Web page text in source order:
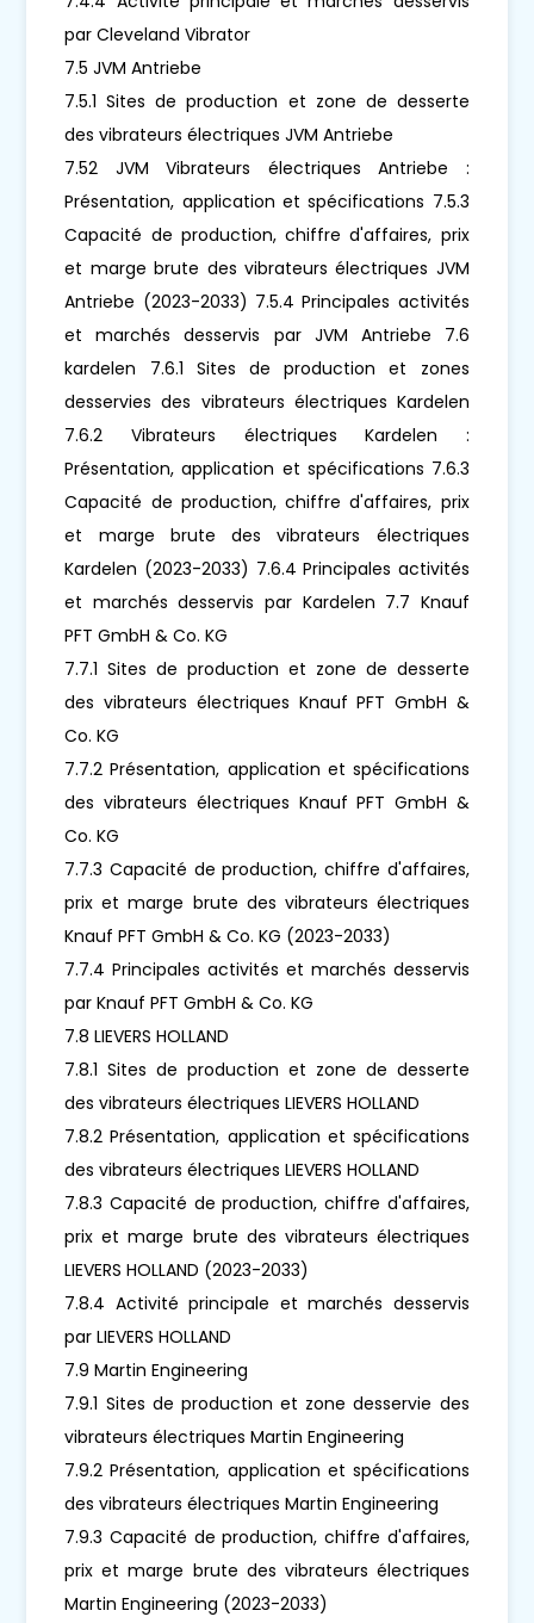
par Cleveland Vibrator
7.5 JVM Antriebe
7.5.1 Sites de production et zone de desserte
des vibrateurs électriques JVM Antriebe
7.52 JVM Vibrateurs électriques Antriebe :
Présentation, application et spécifications 7.5.3
Capacité de production, chiffre d'affaires, prix
et marge brute des vibrateurs électriques JVM
Antriebe (2023-2033) 7.5.4 Principales activités
et marchés desservis par JVM Antriebe 7.6
kardelen 7.6.1 Sites de production et zones
desservies des vibrateurs électriques Kardelen
7.6.2 Vibrateurs électriques Kardelen :
Présentation, application et spécifications 7.6.3
Capacité de production, chiffre d'affaires, prix
et marge brute des vibrateurs électriques
Kardelen (2023-2033) 7.6.4 Principales activités
et marchés desservis par Kardelen 7.7 Knauf
PFT GmbH & Co. KG
7.7.1 Sites de production et zone de desserte
des vibrateurs électriques Knauf PFT GmbH &
Co. KG
7.7.2 Présentation, application et spécifications
des vibrateurs électriques Knauf PFT GmbH &
Co. KG
7.7.3 Capacité de production, chiffre d'affaires,
prix et marge brute des vibrateurs électriques
Knauf PFT GmbH & Co. KG (2023-2033)
7.7.4 Principales activités et marchés desservis
par Knauf PFT GmbH & Co. KG
7.8 LIEVERS HOLLAND
7.8.1 Sites de production et zone de desserte
des vibrateurs électriques LIEVERS HOLLAND
7.8.2 Présentation, application et spécifications
des vibrateurs électriques LIEVERS HOLLAND
7.8.3 Capacité de production, chiffre d'affaires,
prix et marge brute des vibrateurs électriques
LIEVERS HOLLAND (2023-2033)
7.8.4 Activité principale et marchés desservis
par LIEVERS HOLLAND
7.9 Martin Engineering
7.9.1 Sites de production et zone desservie des
vibrateurs électriques Martin Engineering
7.9.2 Présentation, application et spécifications
des vibrateurs électriques Martin Engineering
7.9.3 Capacité de production, chiffre d'affaires,
prix et marge brute des vibrateurs électriques
Martin Engineering (2023-2033)